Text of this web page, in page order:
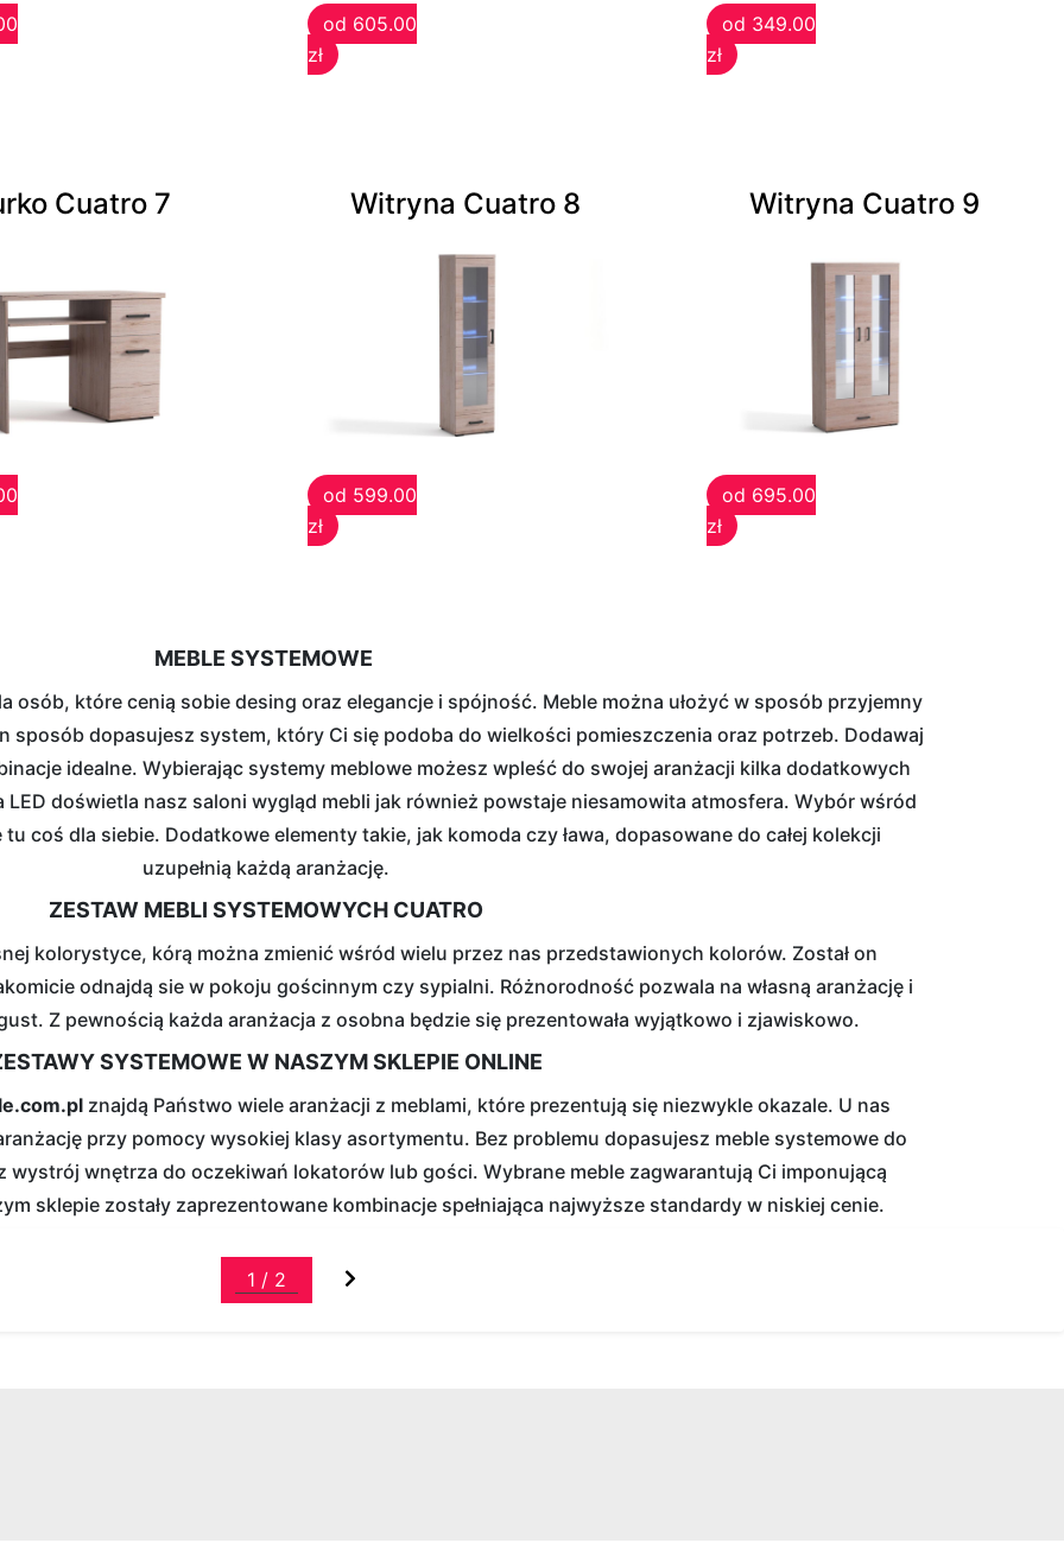
od 605.00
zł
od 349.00
zł
Cuatro 7 Witryna Cuatro 8
od 599.00
zł
Witryna Cuatro 9
od 695.00
zł
MEBLE SYSTEMOWE
osób, które cenią sobie desing oraz elegancje i spójność. Meble można ułożyć w sposób przyjemny
sposób dopasujesz system, który Ci się podoba do wielkości pomieszczenia oraz potrzeb. Dodawaj
idealne. Wybierając systemy meblowe możesz wpleść do swojej aranżacji kilka dodatkowych
doświetla nasz saloni wygląd mebli jak również powstaje niesamowita atmosfera. Wybór wśród
coś dla siebie. Dodatkowe elementy takie, jak komoda czy ława, dopasowane do całej kolekcji
uzupełnią każdą aranżację.
ZESTAW MEBLI SYSTEMOWYCH CUATRO
kolorystyce, kórą można zmienić wśród wielu przez nas przedstawionych kolorów. Został on
odnajdą sie w pokoju gościnnym czy sypialni. Różnorodność pozwala na własną aranżację i
Z pewnością każda aranżacja z osobna będzie się prezentowała wyjątkowo i zjawiskowo.
SYSTEMOWE W NASZYM SKLEPIE ONLINE
znajdą Państwo wiele aranżacji z meblami, które prezentują się niezwykle okazale. U nas
przy pomocy wysokiej klasy asortymentu. Bez problemu dopasujesz meble systemowe do
wnętrza do oczekiwań lokatorów lub gości. Wybrane meble zagwarantują Ci imponującą
sklepie zostały zaprezentowane kombinacje spełniająca najwyższe standardy w niskiej cenie.